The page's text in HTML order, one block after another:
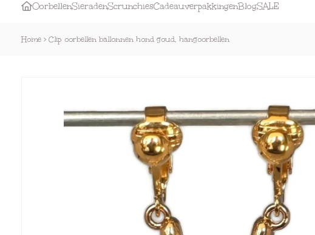
OorbellenSieradenScrunchiesCadeauverpakkingenBlogSALE
Home > Clip oorbellen ballonnen hond goud, hangoorbellen